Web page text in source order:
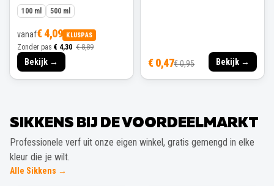
100 ml 500 ml
vanaf€ 4,09 KLUSPAS
Zonder pas € 4,30 € 8,89
Bekijk → € 0,47€ 0,95 Bekijk →
SIKKENS BIJ DE VOORDEELMARKT
Professionele verf uit onze eigen winkel, gratis gemengd in elke
kleur die je wilt.
Alle Sikkens →